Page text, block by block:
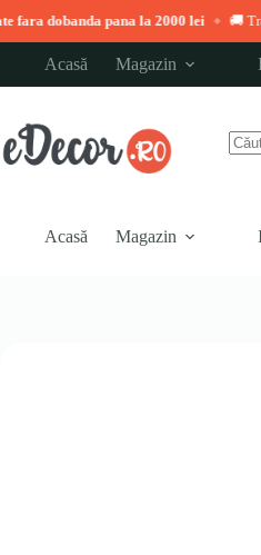
la 2000 lei ◆ 🚚 Transport gratuit
conținut
Acasă Magazin
Acasă Magazin